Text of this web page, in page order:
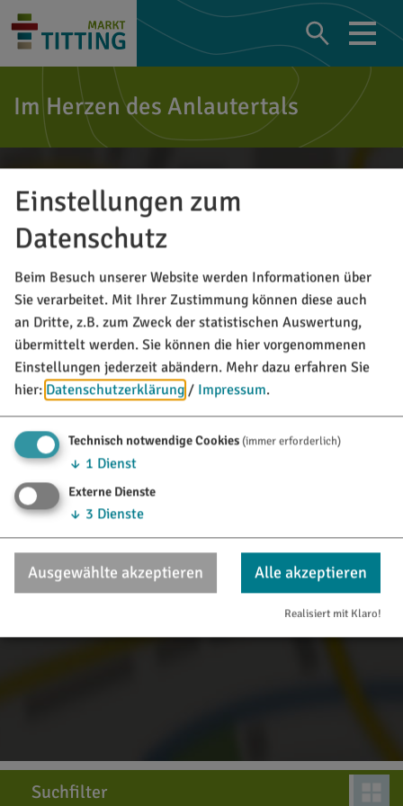
Im Herzen des Anlautertals
Suchfilter
Möchten Sie von Google Maps bereitgestellte externe
Einstellungen zum
Datenschutz
Beim Besuch unserer Website werden Informationen über
Sie verarbeitet. Mit Ihrer Zustimmung können diese auch
an Dritte, z.B. zum Zweck der statistischen Auswertung,
übermittelt werden. Sie können die hier vorgenommenen
Einstellungen jederzeit abändern. Mehr dazu erfahren Sie
hier: Datenschutzerklärung / Impressum.
Technisch notwendige Cookies(immer erforderlich)
↓ 1 Dienst
Externe Dienste
↓ 3 Dienste
Ausgewählte akzeptieren Alle akzeptieren
Realisiert mit Klaro!